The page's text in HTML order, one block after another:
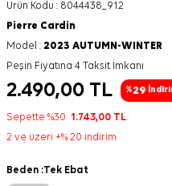
Ürün Kodu : 8044438_912
Pierre Cardin
Model : 2023 AUTUMN-WINTER
Peşin Fiyatına 4 Taksit İmkanı
2.490,00 TL %29
Sepette %30 1.743,00 TL
2 ve üzeri +% 20 indirim
Beden :Tek Ebat